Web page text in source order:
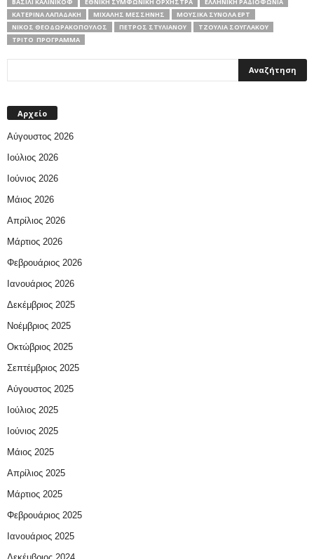
ΒΑΣΊΛΙ ΚΑΛΊΝΙΚΟΦ
ΕΘΝΙΚΉ ΣΥΜΦΩΝΙΚΉ ΟΡΧΉΣΤΡΑ
ΕΛΛΗΝΙΚΉ ΡΑΔΙΟΦΩΝΊΑ
ΚΑΤΕΡΊΝΑ ΛΑΠΑΔΆΚΗ
ΜΙΧΆΛΗΣ ΜΕΣΣΉΝΗΣ
ΜΟΥΣΙΚΑ ΣΥΝΟΛΑ ΕΡΤ
ΝΊΚΟΣ ΘΕΟΔΩΡΑΚΌΠΟΥΛΟΣ
ΠΈΤΡΟΣ ΣΤΥΛΙΑΝΟΎ
ΤΖΟΎΛΙΑ ΣΟΥΓΛΆΚΟΥ
ΤΡΊΤΟ ΠΡΌΓΡΑΜΜΑ
Αρχείο
Αύγουστος 2026
Ιούλιος 2026
Ιούνιος 2026
Μάιος 2026
Απρίλιος 2026
Μάρτιος 2026
Φεβρουάριος 2026
Ιανουάριος 2026
Δεκέμβριος 2025
Νοέμβριος 2025
Οκτώβριος 2025
Σεπτέμβριος 2025
Αύγουστος 2025
Ιούλιος 2025
Ιούνιος 2025
Μάιος 2025
Απρίλιος 2025
Μάρτιος 2025
Φεβρουάριος 2025
Ιανουάριος 2025